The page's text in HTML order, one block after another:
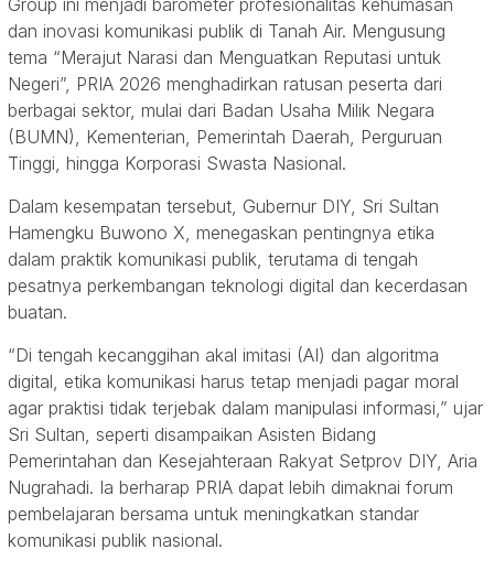
Group ini menjadi barometer profesionalitas kehumasan
dan inovasi komunikasi publik di Tanah Air. Mengusung
tema “Merajut Narasi dan Menguatkan Reputasi untuk
Negeri”, PRIA 2026 menghadirkan ratusan peserta dari
berbagai sektor, mulai dari Badan Usaha Milik Negara
(BUMN), Kementerian, Pemerintah Daerah, Perguruan
Tinggi, hingga Korporasi Swasta Nasional.
Dalam kesempatan tersebut, Gubernur DIY, Sri Sultan
Hamengku Buwono X, menegaskan pentingnya etika
dalam praktik komunikasi publik, terutama di tengah
pesatnya perkembangan teknologi digital dan kecerdasan
buatan.
“Di tengah kecanggihan akal imitasi (AI) dan algoritma
digital, etika komunikasi harus tetap menjadi pagar moral
agar praktisi tidak terjebak dalam manipulasi informasi,” ujar
Sri Sultan, seperti disampaikan Asisten Bidang
Pemerintahan dan Kesejahteraan Rakyat Setprov DIY, Aria
Nugrahadi. Ia berharap PRIA dapat lebih dimaknai forum
pembelajaran bersama untuk meningkatkan standar
komunikasi publik nasional.